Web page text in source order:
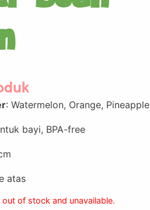
: Watermelon, Orange, Pineapple
bayi, BPA-free
atas
of stock and unavailable.